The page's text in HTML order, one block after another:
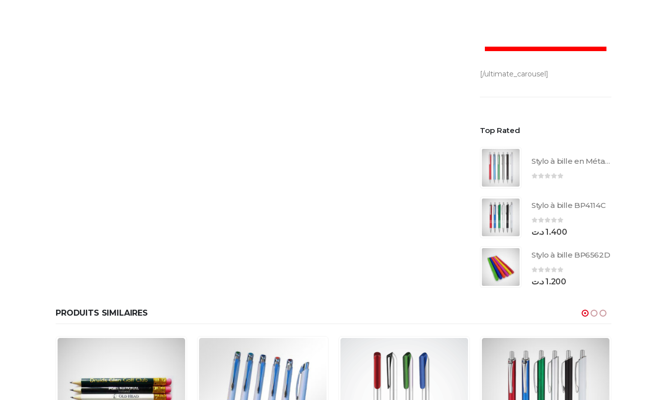
[/ultimate_carousel]
Top Rated
Stylo à bille en Métal AL1852C
Stylo à bille BP4114C
sur 51.400د.ت
Stylo à bille BP6562D
sur 51.200د.ت
PRODUITS SIMILAIRES